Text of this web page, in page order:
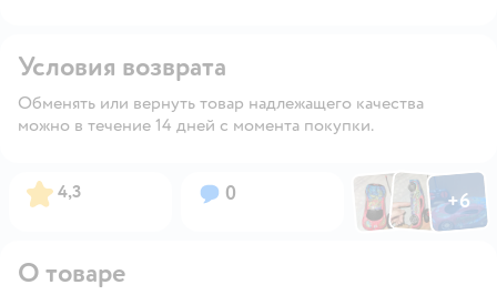
Условия возврата
Обменять или вернуть товар надлежащего качества
можно в течение 14 дней с момента покупки.
Рейтинг:
4,3 Вопросов:
0 ФотоФотоФото
+6
Открыть
О товаре